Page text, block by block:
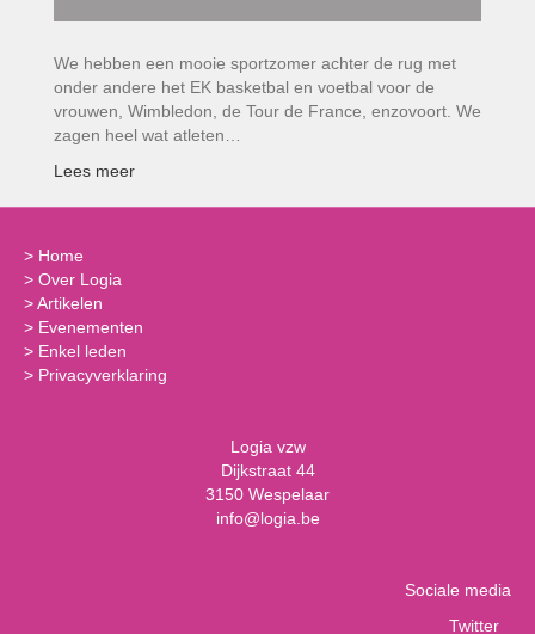
We hebben een mooie sportzomer achter de rug met
onder andere het EK basketbal en voetbal voor de
vrouwen, Wimbledon, de Tour de France, enzovoort. We
zagen heel wat atleten…
Lees meer
> Home
> Over Logia
>Artikelen
> Evenementen
> Enkel leden
> Privacyverklaring
Logia vzw
Dijkstraat 44
3150 Wespelaar
info@logia.be
Sociale media
Twitter